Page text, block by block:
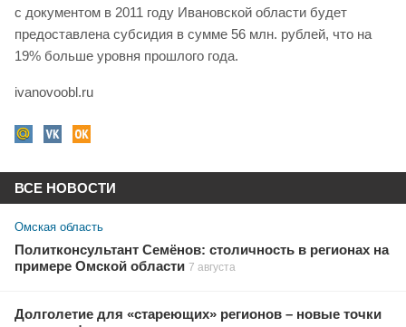
с документом в 2011 году Ивановской области будет
предоставлена субсидия в сумме 56 млн. рублей, что на
19% больше уровня прошлого года.
ivanovoobl.ru
ВСЕ НОВОСТИ
Омская область
Политконсультант Семёнов: столичность в регионах на
примере Омской области 7 августа
Долголетие для «стареющих» регионов – новые точки